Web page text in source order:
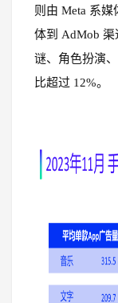
则由 Meta 系
体到 AdMob
谜、角色扮演
比超过 12%。